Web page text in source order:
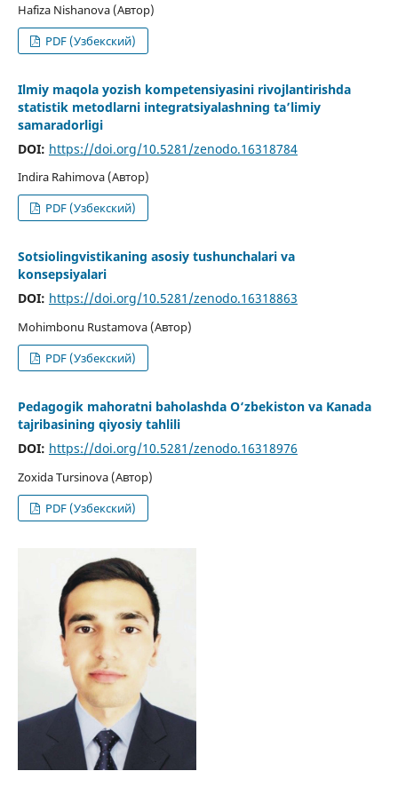
Hafiza Nishanova (Автор)
PDF (Узбекский)
Ilmiy maqola yozish kompetensiyasini rivojlantirishda
statistik metodlarni integratsiyalashning ta’limiy
samaradorligi
DOI: https://doi.org/10.5281/zenodo.16318784
Indira Rahimova (Автор)
PDF (Узбекский)
Sotsiolingvistikaning asosiy tushunchalari va
konsepsiyalari
DOI: https://doi.org/10.5281/zenodo.16318863
Mohimbonu Rustamova (Автор)
PDF (Узбекский)
Pedagogik mahoratni baholashda O‘zbekiston va Kanada
tajribasining qiyosiy tahlili
DOI: https://doi.org/10.5281/zenodo.16318976
Zoxida Tursinova (Автор)
PDF (Узбекский)